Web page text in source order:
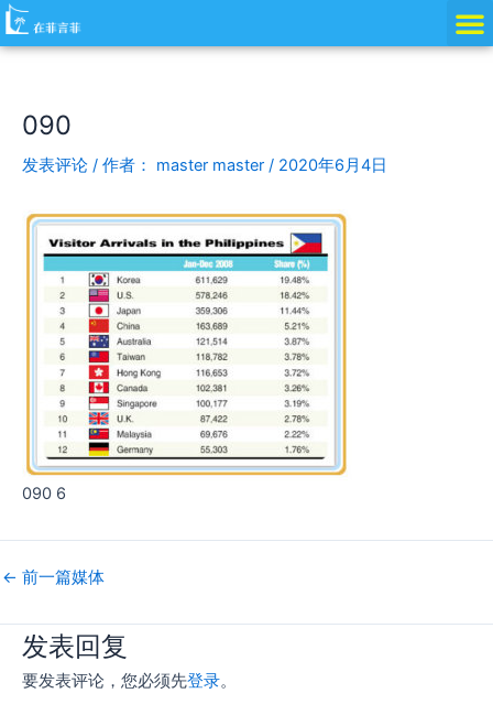
跳
至
090
发表评论 / 作者： master master / 2020年6月4日
090 6
Post
navigation
← 前一篇媒体
发表回复
要发表评论，您必须先登录。